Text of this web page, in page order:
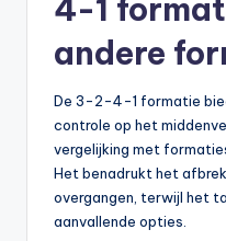
4-1
andere
De 3-2-4-1 formatie
controle op het
vergelijking met
Het benadrukt het
overgangen, terwijl het
aanvallende opties.